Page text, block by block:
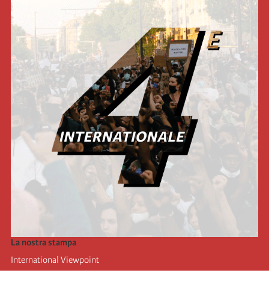
La nostra stampa
International Viewpoint